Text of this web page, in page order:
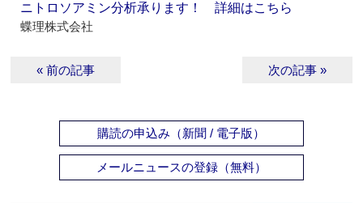
ニトロソアミン分析承ります！ 詳細はこちら
蝶理株式会社
« 前の記事 次の記事 »
購読の申込み（新聞 / 電子版）
メールニュースの登録（無料）